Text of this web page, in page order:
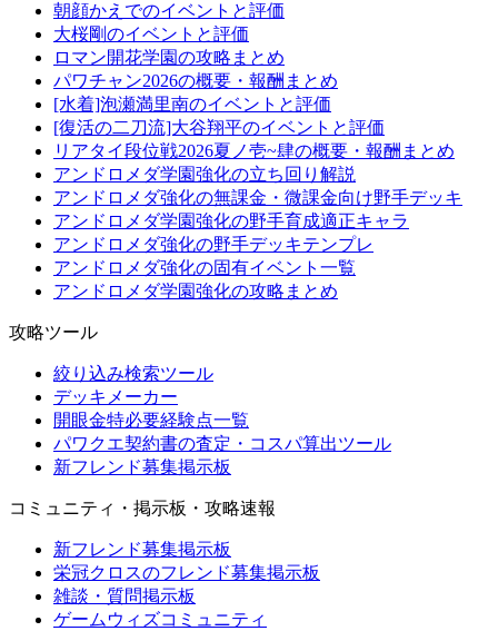
朝顔かえでのイベントと評価
大桜剛のイベントと評価
ロマン開花学園の攻略まとめ
パワチャン2026の概要・報酬まとめ
[水着]泡瀬満里南のイベントと評価
[復活の二刀流]大谷翔平のイベントと評価
リアタイ段位戦2026夏ノ壱~肆の概要・報酬まとめ
アンドロメダ学園強化の立ち回り解説
アンドロメダ強化の無課金・微課金向け野手デッキ
アンドロメダ学園強化の野手育成適正キャラ
アンドロメダ強化の野手デッキテンプレ
アンドロメダ強化の固有イベント一覧
アンドロメダ学園強化の攻略まとめ
攻略ツール
絞り込み検索ツール
デッキメーカー
開眼金特必要経験点一覧
パワクエ契約書の査定・コスパ算出ツール
新フレンド募集掲示板
コミュニティ・掲示板・攻略速報
新フレンド募集掲示板
栄冠クロスのフレンド募集掲示板
雑談・質問掲示板
ゲームウィズコミュニティ